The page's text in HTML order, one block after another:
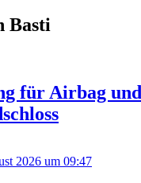
Basti
für Airbag und
2026 um 09:47